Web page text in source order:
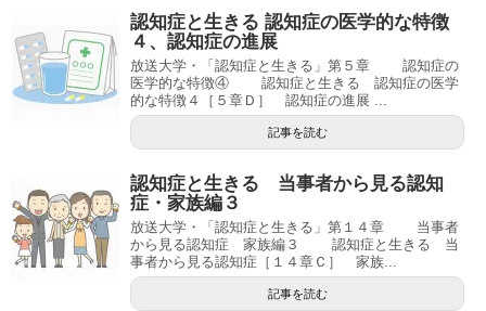
認知症と生きる 認知症の医学的な特徴
４、認知症の進展
放送大学・「認知症と生きる」第５章 認知症の
医学的な特徴④ 認知症と生きる 認知症の医学
的な特徴４［５章Ｄ］ 認知症の進展 ...
記事を読む
認知症と生きる 当事者から見る認知
症・家族編３
放送大学・「認知症と生きる」第１４章 当事者
から見る認知症 家族編３ 認知症と生きる 当
事者から見る認知症［１４章Ｃ］ 家族...
記事を読む